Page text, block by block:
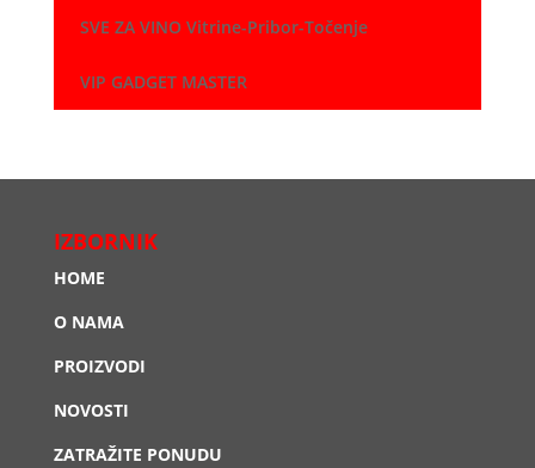
SVE ZA VINO Vitrine-Pribor-Točenje
VIP GADGET MASTER
IZBORNIK
HOME
O NAMA
PROIZVODI
NOVOSTI
ZATRAŽITE PONUDU